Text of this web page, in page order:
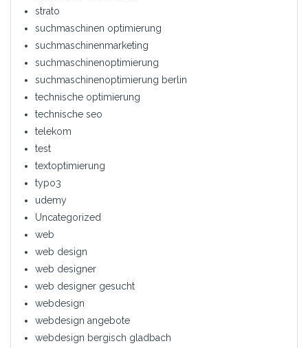
strato
suchmaschinen optimierung
suchmaschinenmarketing
suchmaschinenoptimierung
suchmaschinenoptimierung berlin
technische optimierung
technische seo
telekom
test
textoptimierung
typo3
udemy
Uncategorized
web
web design
web designer
web designer gesucht
webdesign
webdesign angebote
webdesign bergisch gladbach